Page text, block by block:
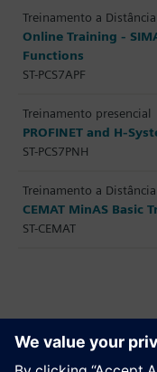
Treinamento a
Online Training -
Functions
ST-PCS7APF
Treinamento presencial
PROFINET and H-
ST-PCS7PNH
Treinamento a
CEMAT MinAS Basic
ST-CEMAT
Recomendar